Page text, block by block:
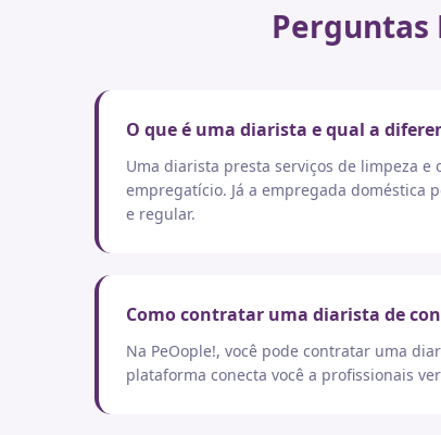
Perguntas
O que é uma diarista e qual a
Uma diarista presta serviços de limpeza
empregatício. Já a empregada doméstica
e regular.
Como contratar uma diarista de
Na PeOople!, você pode contratar uma
plataforma conecta você a profissionais